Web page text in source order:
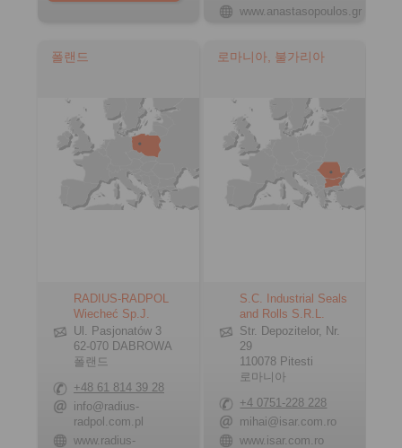
www.anastasopoulos.gr
폴랜드
RADIUS-RADPOL
Wiecheć Sp.J.
Ul. Pasjonatów 3
62-070 DABROWA
폴랜드
+48 61 814 39 28
info@radius-
radpol.com.pl
www.radius-
로마니아, 불가리아
S.C. Industrial Seals
and Rolls S.R.L.
Str. Depozitelor, Nr.
29
110078 Pitesti
로마니아
+4 0751-228 228
mihai@isar.com.ro
www.isar.com.ro